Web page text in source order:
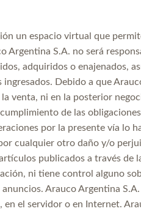
un espacio virtual que
Argentina S.A. no será
adquiridos o enajenados,
ingresados. Debido a que
venta, ni en la posterior
de las
por la presente vía lo
cualquier otro daño y/o
publicados a través
ni tiene control alguno
Arauco Argentina
en el servidor o en Internet.